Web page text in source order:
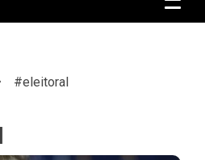
#eleitoral